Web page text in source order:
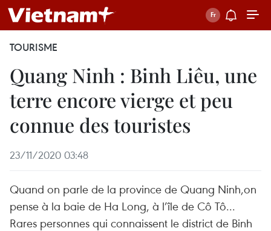
TOURISME
Quang Ninh : Binh Liêu, une
terre encore vierge et peu
connue des touristes
23/11/2020 03:48
Quand on parle de la province de Quang Ninh,on
pense à la baie de Ha Long, à l’île de Cô Tô...
Rares personnes qui connaissent le district de Binh